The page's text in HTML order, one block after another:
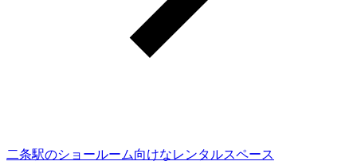
二条駅のショールーム向けなレンタルスペース